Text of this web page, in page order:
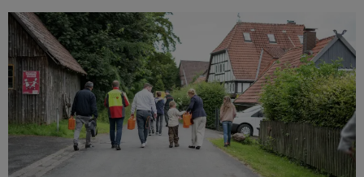
Software
Weidmüller
Digitální
intuitivní,
rychlá